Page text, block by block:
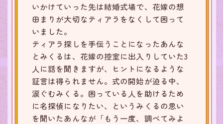
いかけていった先は結婚式場で、花嫁の想
田まりが大切なティアラをなくして困って
いました。
ティアラ探しを手伝うことになったあんな
とみくるは、花嫁の控室に出入りしていた3
人に話を聞きますが、ヒントになるような
証言は得られません。式の開始が迫る中、
涙ぐむみくる。困っている人を助けるため
に名探偵になりたい、というみくるの思い
を聞いたあんなが「もう一度、調べてみよ